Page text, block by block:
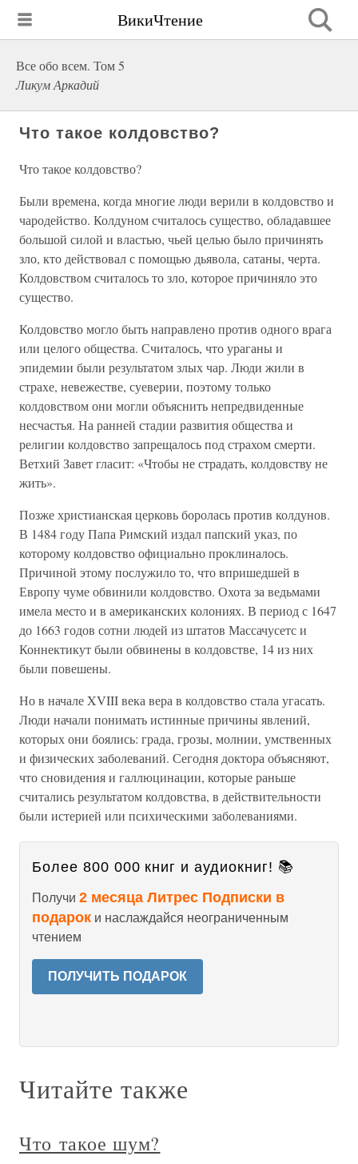
ВикиЧтение
Все обо всем. Том 5
Ликум Аркадий
Что такое колдовство?
Что такое колдовство?
Были времена, когда многие люди верили в колдовство и
чародейство. Колдуном считалось существо, обладавшее
большой силой и властью, чьей целью было причинять
зло, кто действовал с помощью дьявола, сатаны, черта.
Колдовством считалось то зло, которое причиняло это
существо.
Колдовство могло быть направлено против одного врага
или целого общества. Считалось, что ураганы и
эпидемии были результатом злых чар. Люди жили в
страхе, невежестве, суеверии, поэтому только
колдовством они могли объяснить непредвиденные
несчастья. На ранней стадии развития общества и
религии колдовство запрещалось под страхом смерти.
Ветхий Завет гласит: «Чтобы не страдать, колдовству не
жить».
Позже христианская церковь боролась против колдунов.
В 1484 году Папа Римский издал папский указ, по
которому колдовство официально проклиналось.
Причиной этому послужило то, что впришедшей в
Европу чуме обвинили колдовство. Охота за ведьмами
имела место и в американских колониях. В период с 1647
до 1663 годов сотни людей из штатов Массачусетс и
Коннектикут были обвинены в колдовстве, 14 из них
были повешены.
Но в начале XVIII века вера в колдовство стала угасать.
Люди начали понимать истинные причины явлений,
которых они боялись: града, грозы, молнии, умственных
и физических заболеваний. Сегодня доктора объясняют,
что сновидения и галлюцинации, которые раньше
считались результатом колдовства, в действительности
были истерией или психическими заболеваниями.
Более 800 000 книг и аудиокниг! 📚
Получи 2 месяца Литрес Подписки в
подарок и наслаждайся неограниченным
чтением
ПОЛУЧИТЬ ПОДАРОК
Читайте также
Что такое шум?